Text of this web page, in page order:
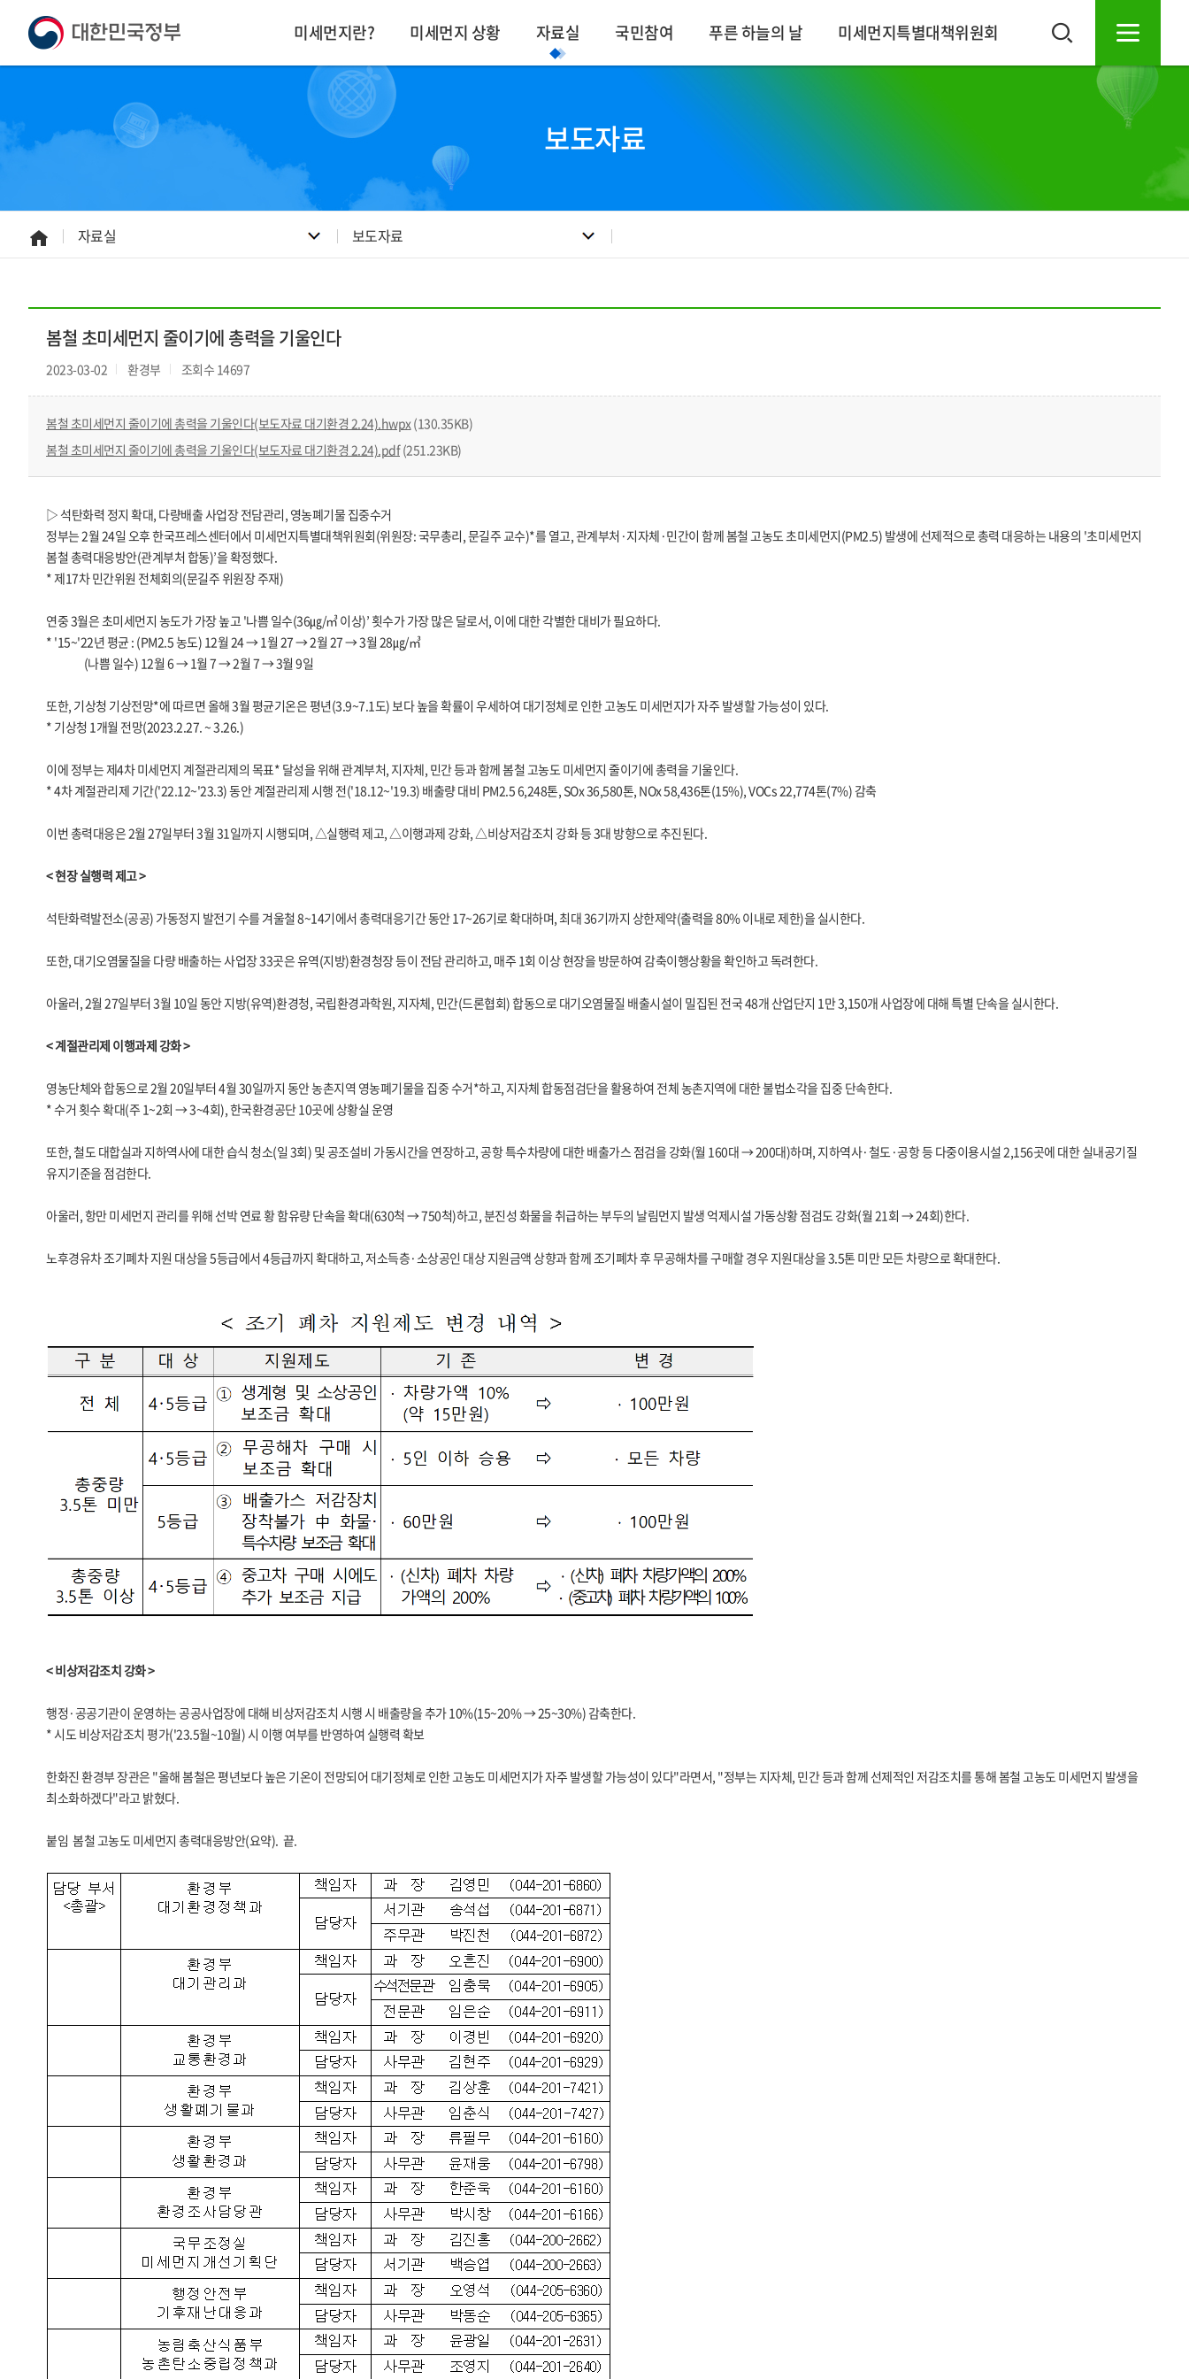
용
로
가
소
로
가
미세먼지란? 미세먼지 상황 자료실 국민참여 푸른 하늘의 날 미세먼지특별대책위원회
보도자료
홈 자료실 보도자료
봄철 초미세먼지 줄이기에 총력을 기울인다
2023-03-02 환경부 조회수 14697
봄철 초미세먼지 줄이기에 총력을 기울인다(보도자료 대기환경 2.24).hwpx(130.35KB)
봄철 초미세먼지 줄이기에 총력을 기울인다(보도자료 대기환경 2.24).pdf(251.23KB)
▷ 석탄화력 정지 확대, 다량배출 사업장 전담관리, 영농폐기물 집중수거
정부는 2월 24일 오후 한국프레스센터에서 미세먼지특별대책위원회(위원장: 국무총리, 문길주 교수)*를 열고, 관계부처·지자체·민간이 함께 봄철 고농도 초미세먼지(PM2.5) 발생에 선제적으로 총력 대응하는 내용의 '초미세먼지
봄철 총력대응방안(관계부처 합동)’을 확정했다.
* 제17차 민간위원 전체회의(문길주 위원장 주재)
연중 3월은 초미세먼지 농도가 가장 높고 '나쁨 일수(36㎍/㎥ 이상)’ 횟수가 가장 많은 달로서, 이에 대한 각별한 대비가 필요하다.
* '15~'22년 평균 : (PM2.5 농도) 12월 24 → 1월 27 → 2월 27 → 3월 28㎍/㎥
(나쁨 일수) 12월 6 → 1월 7 → 2월 7 → 3월 9일
또한, 기상청 기상전망*에 따르면 올해 3월 평균기온은 평년(3.9~7.1도) 보다 높을 확률이 우세하여 대기정체로 인한 고농도 미세먼지가 자주 발생할 가능성이 있다.
* 기상청 1개월 전망(2023.2.27. ~ 3.26.)
이에 정부는 제4차 미세먼지 계절관리제의 목표* 달성을 위해 관계부처, 지자체, 민간 등과 함께 봄철 고농도 미세먼지 줄이기에 총력을 기울인다.
* 4차 계절관리제 기간('22.12~'23.3) 동안 계절관리제 시행 전('18.12~'19.3) 배출량 대비 PM2.5 6,248톤, SOx 36,580톤, NOx 58,436톤(15%), VOCs 22,774톤(7%) 감축
이번 총력대응은 2월 27일부터 3월 31일까지 시행되며, △실행력 제고, △이행과제 강화, △비상저감조치 강화 등 3대 방향으로 추진된다.
< 현장 실행력 제고 >
석탄화력발전소(공공) 가동정지 발전기 수를 겨울철 8~14기에서 총력대응기간 동안 17~26기로 확대하며, 최대 36기까지 상한제약(출력을 80% 이내로 제한)을 실시한다.
또한, 대기오염물질을 다량 배출하는 사업장 33곳은 유역(지방)환경청장 등이 전담 관리하고, 매주 1회 이상 현장을 방문하여 감축이행상황을 확인하고 독려한다.
아울러, 2월 27일부터 3월 10일 동안 지방(유역)환경청, 국립환경과학원, 지자체, 민간(드론협회) 합동으로 대기오염물질 배출시설이 밀집된 전국 48개 산업단지 1만 3,150개 사업장에 대해 특별 단속을 실시한다.
< 계절관리제 이행과제 강화 >
영농단체와 합동으로 2월 20일부터 4월 30일까지 동안 농촌지역 영농폐기물을 집중 수거*하고, 지자체 합동점검단을 활용하여 전체 농촌지역에 대한 불법소각을 집중 단속한다.
* 수거 횟수 확대(주 1~2회 → 3~4회), 한국환경공단 10곳에 상황실 운영
또한, 철도 대합실과 지하역사에 대한 습식 청소(일 3회) 및 공조설비 가동시간을 연장하고, 공항 특수차량에 대한 배출가스 점검을 강화(월 160대 → 200대)하며, 지하역사·철도·공항 등 다중이용시설 2,156곳에 대한 실내공기질
유지기준을 점검한다.
아울러, 항만 미세먼지 관리를 위해 선박 연료 황 함유량 단속을 확대(630척 → 750척)하고, 분진성 화물을 취급하는 부두의 날림먼지 발생 억제시설 가동상황 점검도 강화(월 21회 → 24회)한다.
노후경유차 조기폐차 지원 대상을 5등급에서 4등급까지 확대하고, 저소득층·소상공인 대상 지원금액 상향과 함께 조기폐차 후 무공해차를 구매할 경우 지원대상을 3.5톤 미만 모든 차량으로 확대한다.
< 비상저감조치 강화 >
행정·공공기관이 운영하는 공공사업장에 대해 비상저감조치 시행 시 배출량을 추가 10%(15~20% → 25~30%) 감축한다.
* 시도 비상저감조치 평가('23.5월~10월) 시 이행 여부를 반영하여 실행력 확보
한화진 환경부 장관은 "올해 봄철은 평년보다 높은 기온이 전망되어 대기정체로 인한 고농도 미세먼지가 자주 발생할 가능성이 있다"라면서, "정부는 지자체, 민간 등과 함께 선제적인 저감조치를 통해 봄철 고농도 미세먼지 발생을
최소화하겠다"라고 밝혔다.
붙임 봄철 고농도 미세먼지 총력대응방안(요약). 끝.